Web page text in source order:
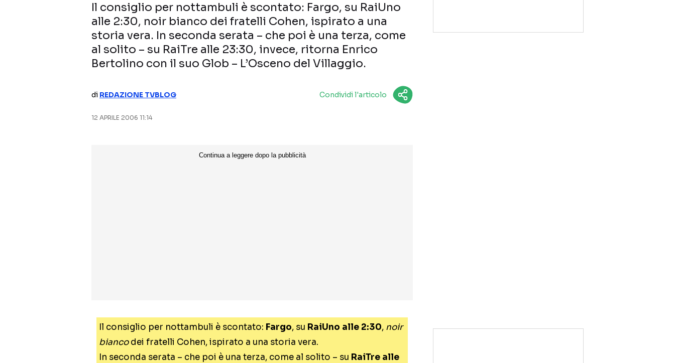
Il consiglio per nottambuli è scontato: Fargo, su RaiUno
alle 2:30, noir bianco dei fratelli Cohen, ispirato a una
storia vera. In seconda serata – che poi è una terza, come
al solito – su RaiTre alle 23:30, invece, ritorna Enrico
Bertolino con il suo Glob – L’Osceno del Villaggio.
di REDAZIONE TVBLOG Condividi l'articolo
12 APRILE 2006 11:14
Il consiglio per nottambuli è scontato: Fargo, su RaiUno alle 2:30, noir
biancodei fratelli Cohen, ispirato a una storia vera.
In seconda serata – che poi è una terza, come al solito – su RaiTre alle